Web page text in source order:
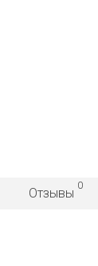
Отзывы
0